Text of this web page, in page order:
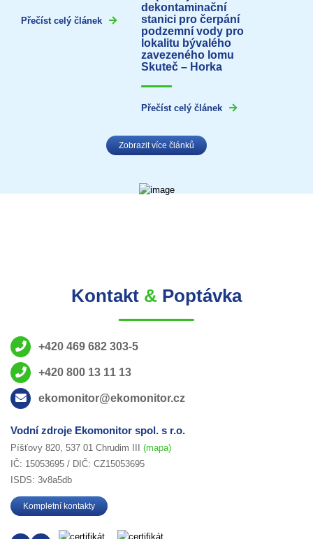
Přečíst celý článek
dekontaminační
stanici pro čerpání
podzemní vody pro
lokalitu bývalého
zavezeného lomu
Skuteč – Horka
Přečíst celý článek
Zobrazit více článků
Kontakt & Poptávka
+420 469 682 303-5
+420 800 13 11 13
ekomonitor@ekomonitor.cz
Vodní zdroje Ekomonitor spol. s r.o.
Píšťovy 820, 537 01 Chrudim III (mapa)
IČ: 15053695 / DIČ: CZ15053695
ISDS: 3v8a5db
Kompletní kontakty